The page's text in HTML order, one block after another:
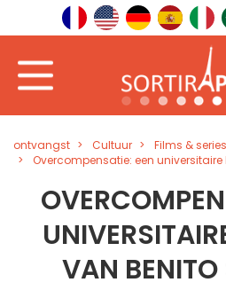
ontvangst Cultuur
Films & series
Overcompensatie: een
VAN BENITO